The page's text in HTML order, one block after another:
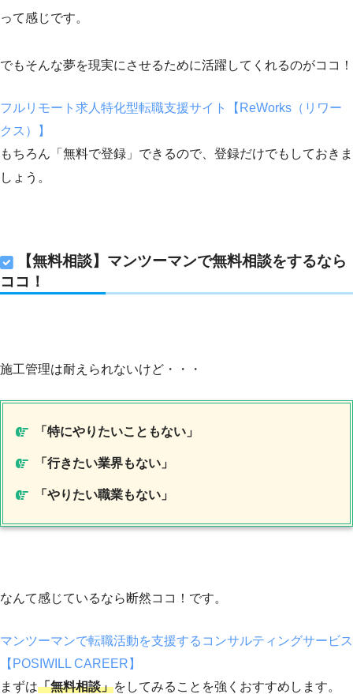
って感じです。
でもそんな夢を現実にさせるために活躍してくれるのがココ！
フルリモート求人特化型転職支援サイト【ReWorks（リワー
クス）】
もちろん「無料で登録」できるので、登録だけでもしておきま
しょう。
【無料相談】マンツーマンで無料相談をするなら
ココ！
施工管理は耐えられないけど・・・
「特にやりたいこともない」
「行きたい業界もない」
「やりたい職業もない」
なんて感じているなら断然ココ！です。
マンツーマンで転職活動を支援するコンサルティングサービス
【POSIWILL CAREER】
まずは「無料相談」をしてみることを強くおすすめします。